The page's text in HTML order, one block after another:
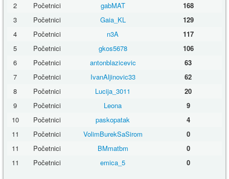
2
Početnici gabMAT
168
3
Početnici Gaia_KL
129
4
Početnici n3A
117
5
Početnici gkos5678
106
6
Početnici antonblazicevic
63
7
Početnici IvanAljinovic33
62
8
Početnici Lucija_3011
20
9
Početnici Leona
9
10
Početnici paskopatak
4
11
Početnici VolimBurekSaSirom
0
11
Početnici BMmatbm
0
11
Početnici emica_5 0